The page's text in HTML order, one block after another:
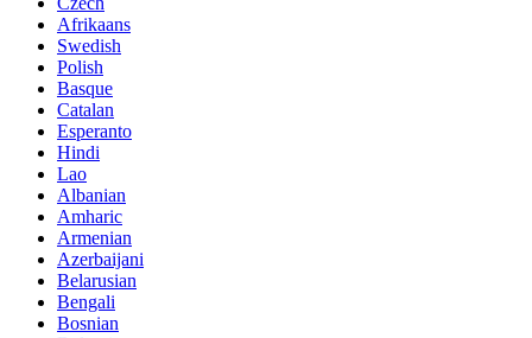
Afrikaans
Swedish
Polish
Basque
Catalan
Esperanto
Hindi
Lao
Albanian
Amharic
Armenian
Azerbaijani
Belarusian
Bengali
Bosnian